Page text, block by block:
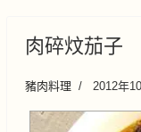
肉碎炆茄子
豬肉料理 2012年